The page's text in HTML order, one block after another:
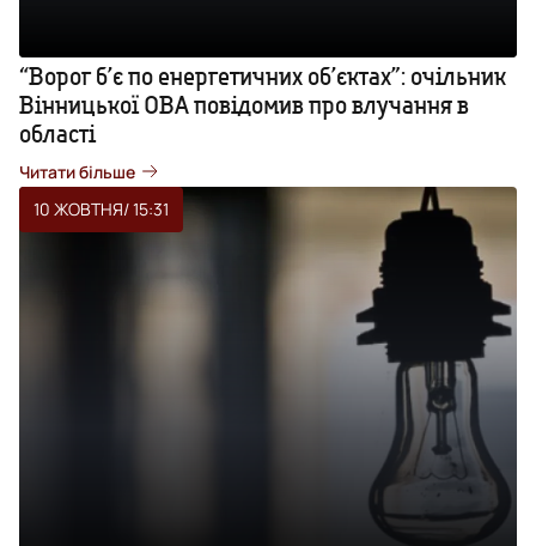
“Ворог б’є по енергетичних об’єктах”: очільник
Вінницької ОВА повідомив про влучання в
області
Читати більше
10 ЖОВТНЯ/ 15:31